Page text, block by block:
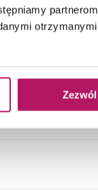
przedpokój,